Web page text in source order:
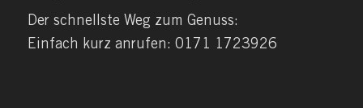
Der schnellste Weg zum Genuss:
Einfach kurz anrufen: 0171 1723926